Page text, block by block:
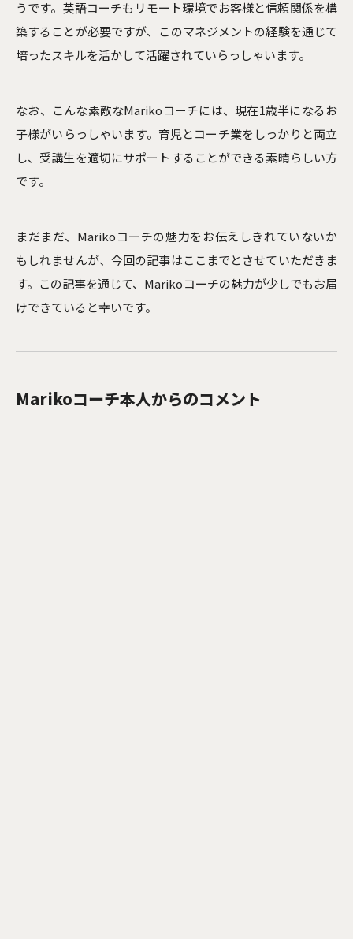
うです。英語コーチもリモート環境でお客様と信頼関係を構
築することが必要ですが、このマネジメントの経験を通じて
培ったスキルを活かして活躍されていらっしゃいます。
なお、こんな素敵なMarikoコーチには、現在1歳半になるお
子様がいらっしゃいます。育児とコーチ業をしっかりと両立
し、受講生を適切にサポートすることができる素晴らしい方
です。
まだまだ、Marikoコーチの魅力をお伝えしきれていないか
もしれませんが、今回の記事はここまでとさせていただきま
す。この記事を通じて、Marikoコーチの魅力が少しでもお届
けできていると幸いです。
Marikoコーチ本人からのコメント